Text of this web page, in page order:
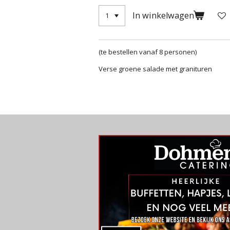
In winkelwagen
(te bestellen vanaf 8 personen)
Verse groene salade met granituren